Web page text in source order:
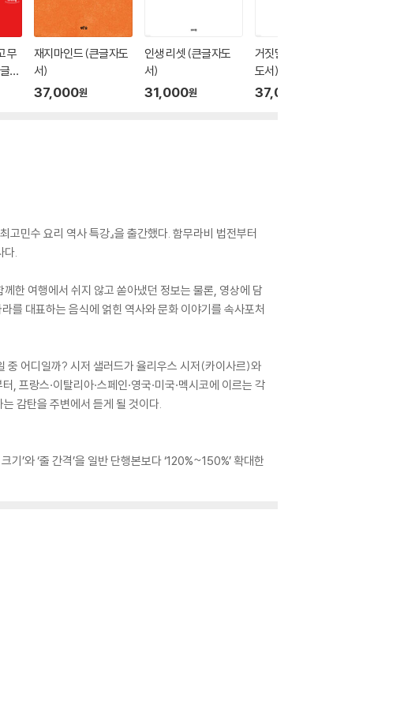
무
자
재지마인드 (큰글자도
서)
37,000원
인생 리셋 (큰글자도
서)
31,000원
거짓말 구분법 (큰글자
도서)
37,000
고민수 요리 역사 특강』을 출간했다. 함무라비 법전부터
다.
한 여행에서 쉬지 않고 쏟아냈던 정보는 물론, 영상에 담
를 대표하는 음식에 얽힌 역사와 문화 이야기를 속사포처
중 어디일까? 시저 샐러드가 율리우스 시저(카이사르)와
, 프랑스·이탈리아·스페인·영국·미국·멕시코에 이르는 각
감탄을 주변에서 듣게 될 것이다.
’와 ‘줄 간격’을 일반 단행본보다 ‘120%~150%’ 확대한